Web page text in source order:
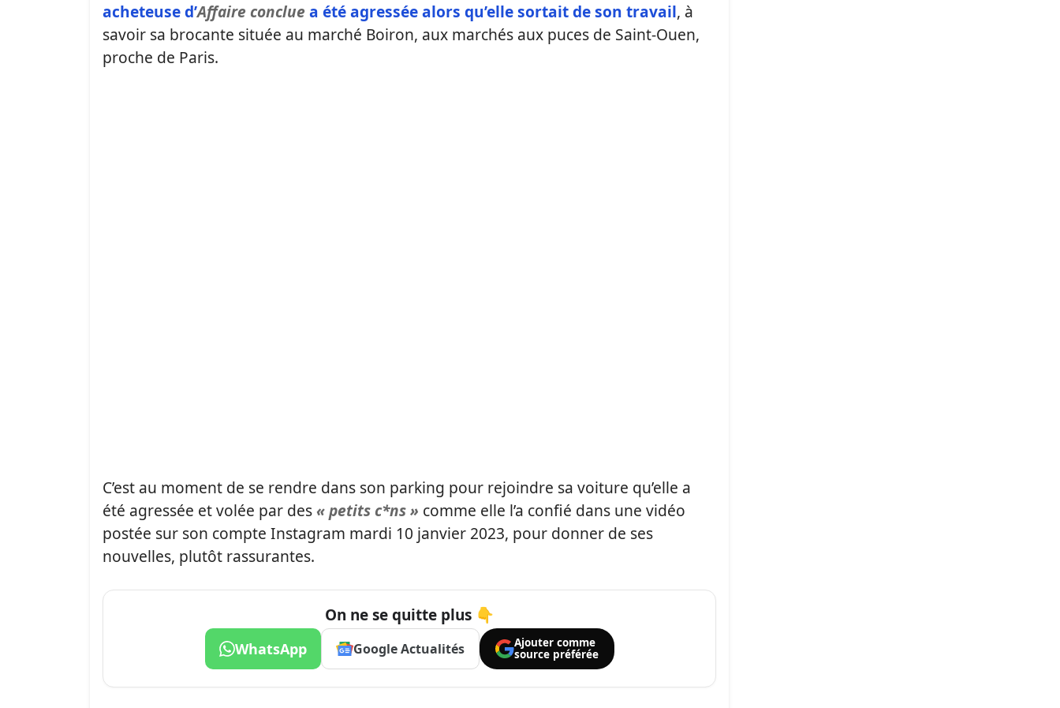
acheteuse d’Affaire concluea été agressée alors qu’elle sortait de son travail, à
savoir sa brocante située au marché Boiron, aux marchés aux puces de Saint-Ouen,
proche de Paris.
C’est au moment de se rendre dans son parking pour rejoindre sa voiture qu’elle a
été agressée et volée par des« petits c*ns » comme elle l’a confié dans une vidéo
postée sur son compte Instagram mardi 10 janvier 2023, pour donner de ses
nouvelles, plutôt rassurantes.
On ne se quitte plus 👇
WhatsApp Google Actualités
Ajouter comme
source préférée